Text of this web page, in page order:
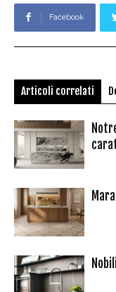
Facebook
Articoli correlati